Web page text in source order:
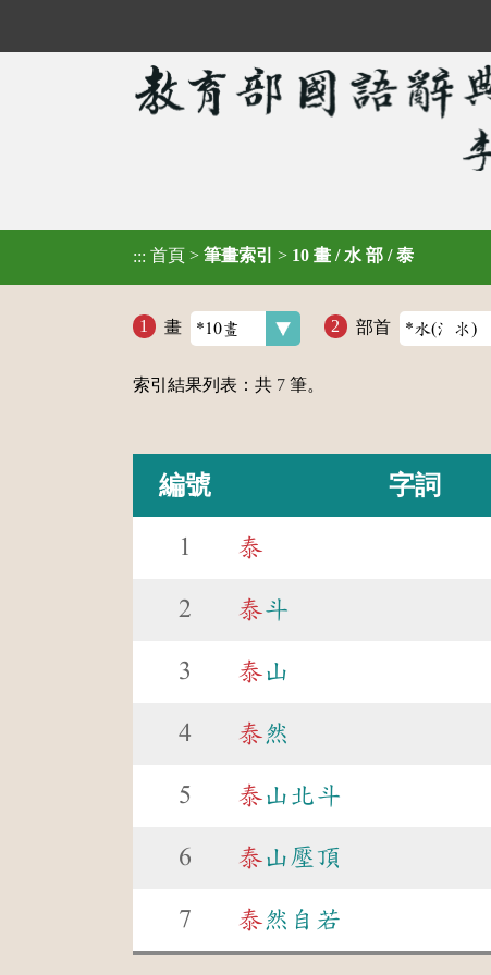
::: 首頁 > 筆畫索引 > 10 畫 / 水 部 / 泰
畫 部首
索引結果列表：共 7 筆。
編號 字詞
1 泰
2 泰斗
3 泰山
4 泰然
5 泰山北斗
6 泰山壓頂
7 泰然自若